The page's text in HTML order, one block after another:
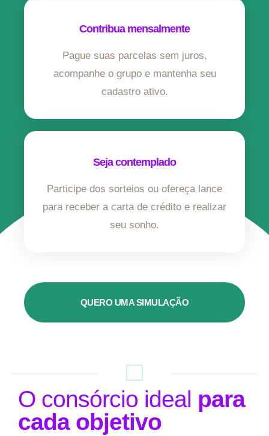
Contribua mensalmente
Pague suas parcelas sem juros,
acompanhe o grupo e mantenha seu
cadastro ativo.
Seja contemplado
Participe dos sorteios ou ofereça lance
para receber a carta de crédito e realizar
seu sonho.
QUERO UMA SIMULAÇÃO
O consórcio ideal para
cada objetivo